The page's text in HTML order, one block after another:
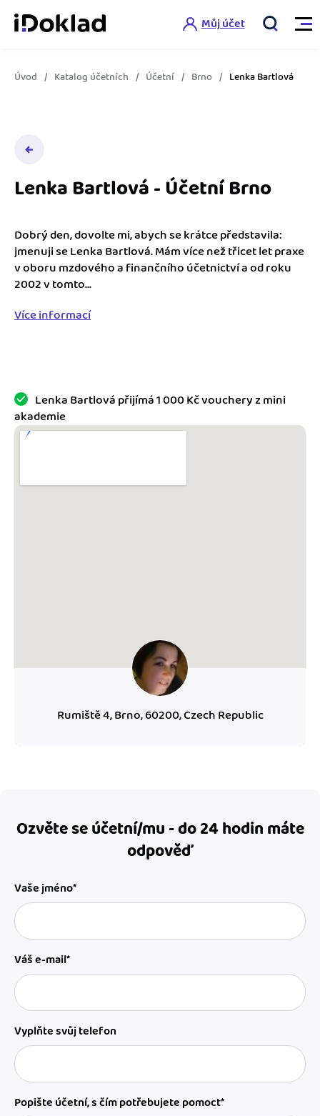
Hlídání cashflow
Spolupráce s účetní
Výkazy pro úřady
Vzdělání
Jak začít s iDokladem
Jak začít podnikat
Jak se vyznat ve fakturaci
mini akademie
Fakturační poradna
Šablony faktur
Šablona pro plátce DPH
Můj účet
Úvod Katalog účetních Účetní Brno Lenka Bartlová
Lenka Bartlová - Účetní Brno
Dobrý den, dovolte mi, abych se krátce představila:
jmenuji se Lenka Bartlová. Mám více než třicet let praxe
v oboru mzdového a finančního účetnictví a od roku
2002 v tomto...
Více informací
Lenka Bartlová přijímá 1 000 Kč vouchery z mini
akademie
Rumiště 4, Brno, 60200, Czech Republic
Ozvěte se účetní/mu - do 24 hodin máte
odpověď
Vaše jméno*
Váš e-mail*
Vyplňte svůj telefon
Popište účetní, s čím potřebujete pomoct*